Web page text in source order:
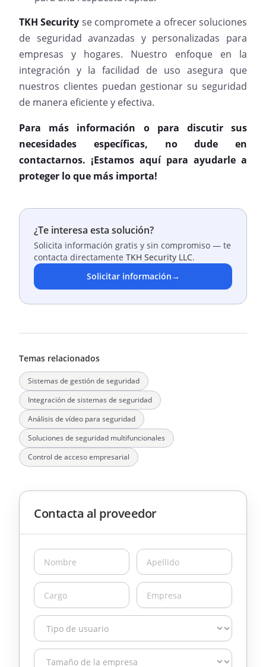
TKH Security se compromete a ofrecer soluciones
de seguridad avanzadas y personalizadas para
empresas y hogares. Nuestro enfoque en la
integración y la facilidad de uso asegura que
nuestros clientes puedan gestionar su seguridad
de manera eficiente y efectiva.
Para más información o para discutir sus
necesidades específicas, no dude en
contactarnos. ¡Estamos aquí para ayudarle a
proteger lo que más importa!
¿Te interesa esta solución?
Solicita información gratis y sin compromiso — te
contacta directamente TKH Security LLC.
Solicitar información→
Temas relacionados
Sistemas de gestión de seguridad
Integración de sistemas de seguridad
Análisis de vídeo para seguridad
Soluciones de seguridad multifuncionales
Control de acceso empresarial
Contacta al proveedor